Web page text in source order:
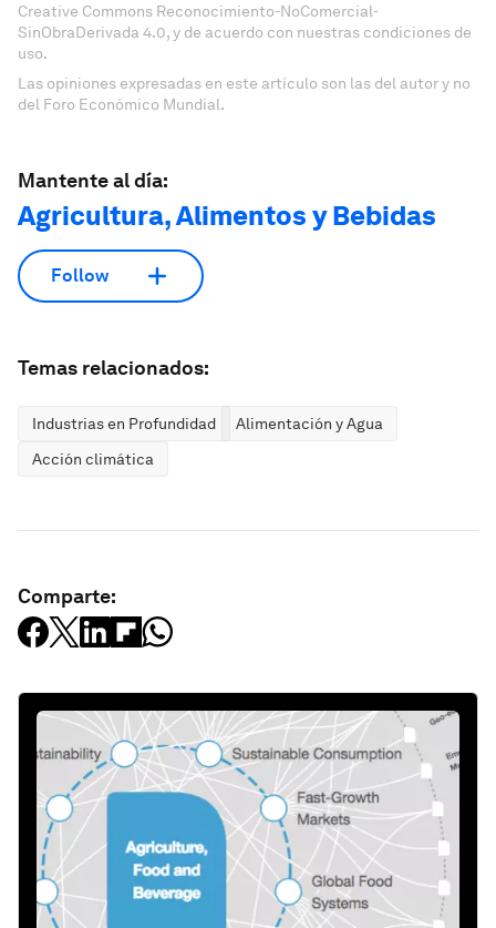
Creative Commons Reconocimiento-NoComercial-
SinObraDerivada 4.0, y de acuerdo con nuestras condiciones de
uso.
Las opiniones expresadas en este artículo son las del autor y no
del Foro Económico Mundial.
Mantente al día:
Agricultura, Alimentos y Bebidas
Follow
Temas relacionados:
Industrias en Profundidad
Alimentación y Agua
Acción climática
Comparte: